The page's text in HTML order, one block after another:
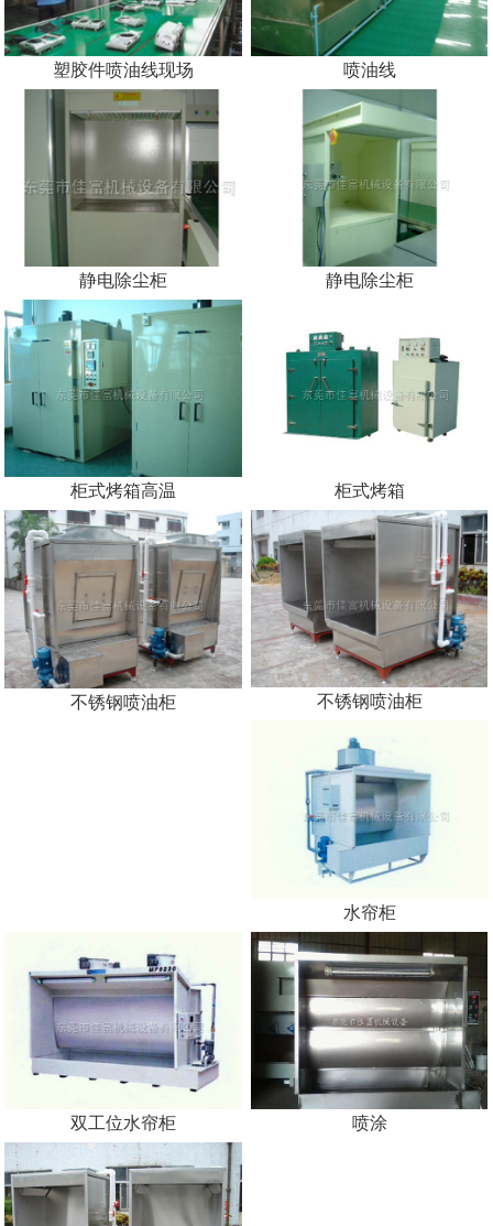
塑胶件喷油线现场 喷油线
静电除尘柜 静电除尘柜
柜式烤箱高温 柜式烤箱
不锈钢喷油柜 不锈钢喷油柜
水帘柜
双工位水帘柜 喷涂